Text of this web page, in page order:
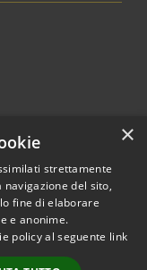
© 2026 • Town of
Ragusa • Powered by
×
strettamente
del sito,
fine di elaborare
e anonime.
policy al seguente link